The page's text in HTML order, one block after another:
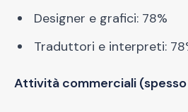
Designer e grafici: 78%
Traduttori e interpreti:
Attività commerciali